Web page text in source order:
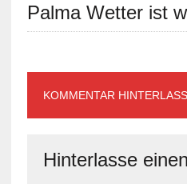
Palma Wetter ist
KOMMENTAR
Hinterlasse